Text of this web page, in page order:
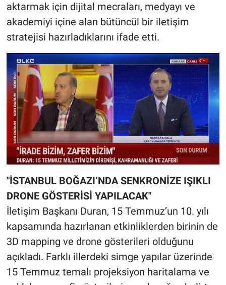
aktarmak için dijital mecraları, medyayı ve
akademiyi içine alan bütüncül bir iletişim
stratejisi hazırladıklarını ifade etti.
"İSTANBUL BOĞAZI’NDA SENKRONİZE IŞIKLI
DRONE GÖSTERİSİ YAPILACAK"
İletişim Başkanı Duran, 15 Temmuz’un 10. yılı
kapsamında hazırlanan etkinliklerden birinin de
3D mapping ve drone gösterileri olduğunu
açıkladı. Farklı illerdeki simge yapılar üzerinde
15 Temmuz temalı projeksiyon haritalama ve